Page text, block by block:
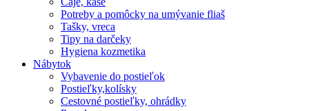
Potreby a pomôcky na umývanie fliaš
Tašky, vreca
Tipy na darčeky
Hygiena kozmetika
Nábytok
Vybavenie do postieľok
Postieľky,kolísky
Cestovné postieľky, ohrádky